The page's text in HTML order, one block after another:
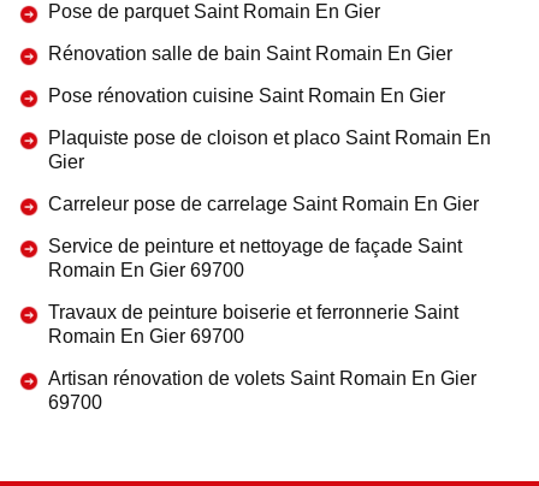
Pose de parquet Saint Romain En Gier
Rénovation salle de bain Saint Romain En Gier
Pose rénovation cuisine Saint Romain En Gier
Plaquiste pose de cloison et placo Saint Romain En
Gier
Carreleur pose de carrelage Saint Romain En Gier
Service de peinture et nettoyage de façade Saint
Romain En Gier 69700
Travaux de peinture boiserie et ferronnerie Saint
Romain En Gier 69700
Artisan rénovation de volets Saint Romain En Gier
69700